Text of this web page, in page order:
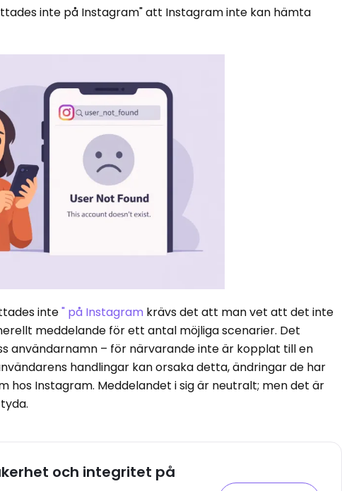
inte på Instagram" att Instagram inte kan hämta
inte" på Instagram krävs det att man vet att det inte
meddelande för ett antal möjliga scenarier. Det
användarnamn – för närvarande inte är kopplat till en
handlingar kan orsaka detta, ändringar de har
hos Instagram. Meddelandet i sig är neutralt; men det är
och integritet på